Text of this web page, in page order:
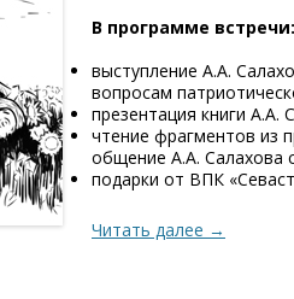
В программе встречи:
выступление А.А.
вопросам
презентация книги А.А.
чтение фрагментов из
общение А.А. Салахова
подарки от ВПК
Читать далее →